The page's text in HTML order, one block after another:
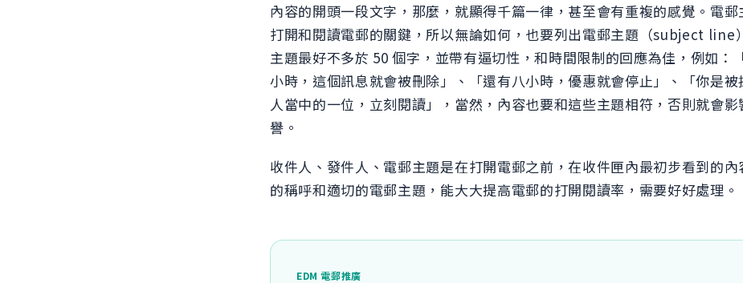
內容的開頭一段文字，那麼，就顯得千篇一律，甚至會有重複的感覺。電郵
打開和閱讀電郵的關鍵，所以無論如何，也要列出電郵主題（subject line
主題最好不多於 50 個字，並帶有逼切性，和時間限制的回應為佳，例如：
小時，這個訊息就會被刪除」、「還有八小時，優惠就會停止」、「你是被
人當中的一位，立刻閱讀」，當然，內容也要和這些主題相符，否則就會影
譽。
收件人、發件人、電郵主題是在打開電郵之前，在收件匣內最初步看到的內
的稱呼和適切的電郵主題，能大大提高電郵的打開閱讀率，需要好好處理。
EDM 電郵推廣